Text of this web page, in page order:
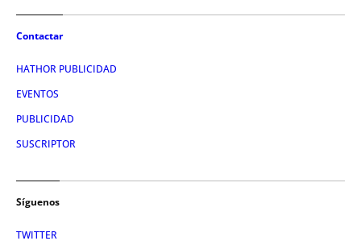
Contactar
HATHOR PUBLICIDAD
EVENTOS
PUBLICIDAD
SUSCRIPTOR
Síguenos
TWITTER